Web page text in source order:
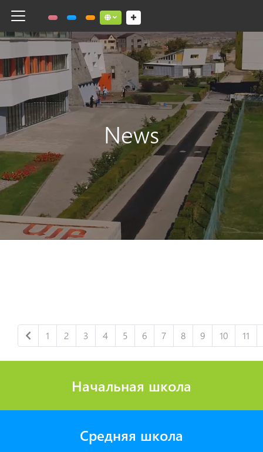
Toggle navigation Social links dropdown button
News
1 2 3 4 5 6 7 8 9 10 11
Начальная школа
Средняя школа